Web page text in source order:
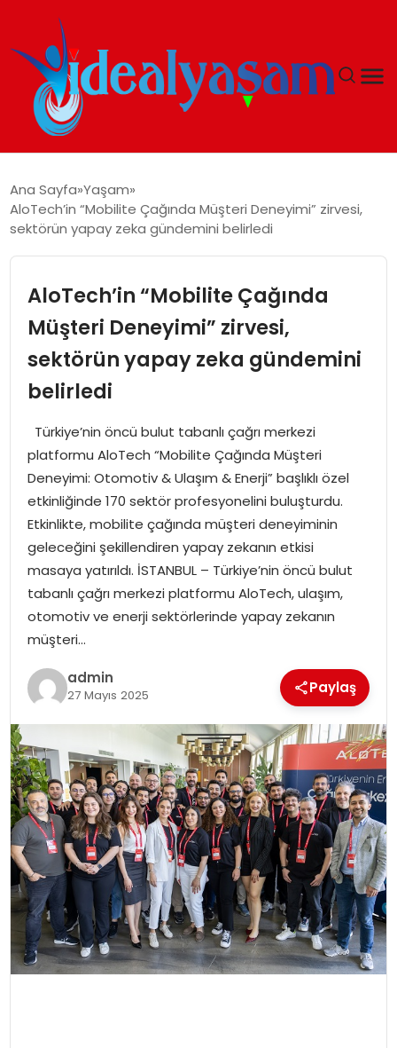
GÜNDEM
İDEAL SPOR
MAGAZIN
SAĞLIK
SOSYAL HABER
Ana Sayfa Yaşam
AloTech’in “Mobilite Çağında Müşteri Deneyimi” zirvesi,
sektörün yapay zeka gündemini belirledi
AloTech’in “Mobilite Çağında
Müşteri Deneyimi” zirvesi,
sektörün yapay zeka gündemini
belirledi
Türkiye’nin öncü bulut tabanlı çağrı merkezi
platformu AloTech “Mobilite Çağında Müşteri
Deneyimi: Otomotiv & Ulaşım & Enerji” başlıklı özel
etkinliğinde 170 sektör profesyonelini buluşturdu.
Etkinlikte, mobilite çağında müşteri deneyiminin
geleceğini şekillendiren yapay zekanın etkisi
masaya yatırıldı. İSTANBUL – Türkiye’nin öncü bulut
tabanlı çağrı merkezi platformu AloTech, ulaşım,
otomotiv ve enerji sektörlerinde yapay zekanın
müşteri…
admin
27 Mayıs 2025 Paylaş